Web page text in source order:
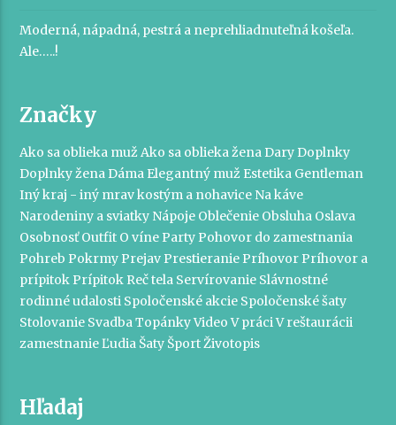
Moderná, nápadná, pestrá a neprehliadnuteľná košeľa.
Ale…..!
Značky
Ako sa oblieka muž Ako sa oblieka ženaDaryDoplnky
Doplnky ženaDáma Elegantný muž Estetika Gentleman
Iný kraj - iný mravkostým a nohavice Na káve
Narodeniny a sviatky Nápoje Oblečenie Obsluha Oslava
OsobnosťOutfit O víne Party Pohovor do zamestnania
Pohreb Pokrmy Prejav Prestieranie Príhovor Príhovor a
prípitok Prípitok Reč tela Servírovanie Slávnostné
rodinné udalosti Spoločenské akcie Spoločenské šaty
Stolovanie SvadbaTopánkyVideo V práciV reštaurácii
zamestnanieĽudia Šaty ŠportŽivotopis
Hľadaj